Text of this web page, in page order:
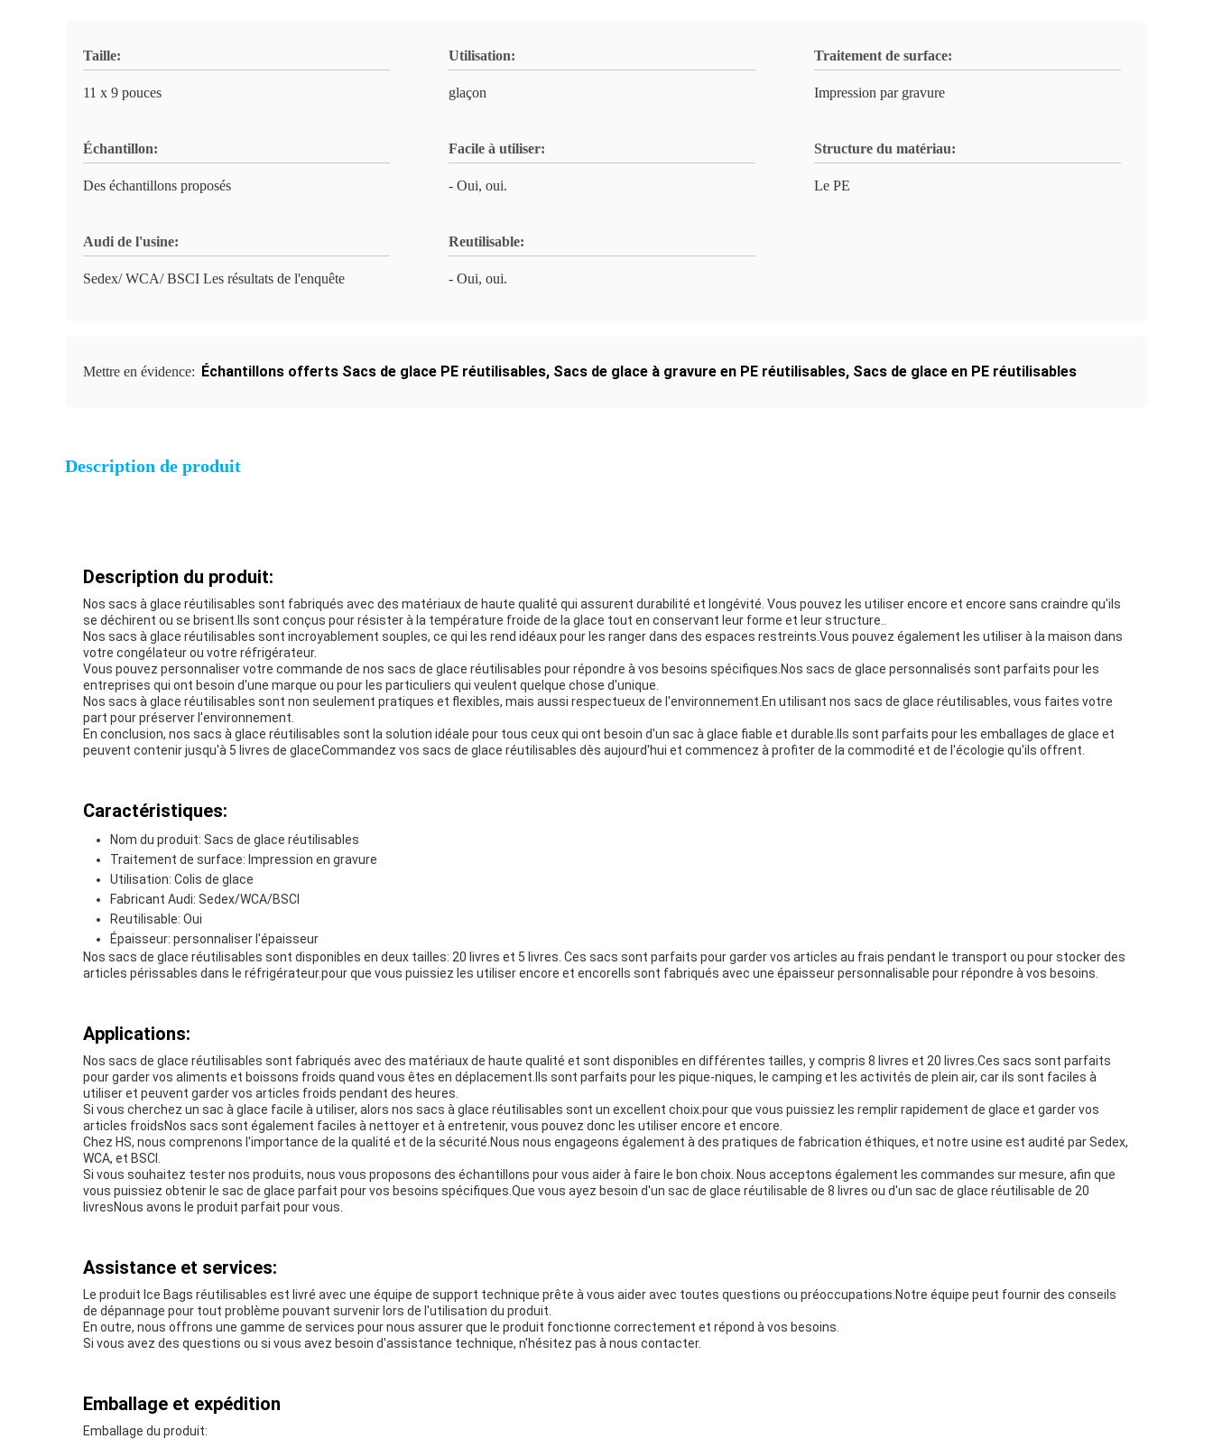
Taille:
11 x 9 pouces
Utilisation:
glaçon
Traitement de surface:
Impression par gravure
Échantillon:
Des échantillons proposés
Facile à utiliser:
- Oui, oui.
Structure du matériau:
Le PE
Audi de l'usine:
Sedex/ WCA/ BSCI Les résultats de l'enquête
Reutilisable:
- Oui, oui.
Mettre en évidence: Échantillons offerts Sacs de glace PE réutilisables, Sacs de glace à gravure en PE réutilisables, Sacs de glace en PE réutilisables
Description de produit
Description du produit:
Nos sacs à glace réutilisables sont fabriqués avec des matériaux de haute qualité qui assurent durabilité et longévité. Vous pouvez les utiliser encore et encore sans craindre qu'ils
se déchirent ou se brisent.Ils sont conçus pour résister à la température froide de la glace tout en conservant leur forme et leur structure..
Nos sacs à glace réutilisables sont incroyablement souples, ce qui les rend idéaux pour les ranger dans des espaces restreints.Vous pouvez également les utiliser à la maison dans
votre congélateur ou votre réfrigérateur.
Vous pouvez personnaliser votre commande de nos sacs de glace réutilisables pour répondre à vos besoins spécifiques.Nos sacs de glace personnalisés sont parfaits pour les
entreprises qui ont besoin d'une marque ou pour les particuliers qui veulent quelque chose d'unique.
Nos sacs à glace réutilisables sont non seulement pratiques et flexibles, mais aussi respectueux de l'environnement.En utilisant nos sacs de glace réutilisables, vous faites votre
part pour préserver l'environnement.
En conclusion, nos sacs à glace réutilisables sont la solution idéale pour tous ceux qui ont besoin d'un sac à glace fiable et durable.Ils sont parfaits pour les emballages de glace et
peuvent contenir jusqu'à 5 livres de glaceCommandez vos sacs de glace réutilisables dès aujourd'hui et commencez à profiter de la commodité et de l'écologie qu'ils offrent.
Caractéristiques:
Nom du produit: Sacs de glace réutilisables
Traitement de surface: Impression en gravure
Utilisation: Colis de glace
Fabricant Audi: Sedex/WCA/BSCI
Reutilisable: Oui
Épaisseur: personnaliser l'épaisseur
Nos sacs de glace réutilisables sont disponibles en deux tailles: 20 livres et 5 livres. Ces sacs sont parfaits pour garder vos articles au frais pendant le transport ou pour stocker des
articles périssables dans le réfrigérateur.pour que vous puissiez les utiliser encore et encoreIls sont fabriqués avec une épaisseur personnalisable pour répondre à vos besoins.
Applications:
Nos sacs de glace réutilisables sont fabriqués avec des matériaux de haute qualité et sont disponibles en différentes tailles, y compris 8 livres et 20 livres.Ces sacs sont parfaits
pour garder vos aliments et boissons froids quand vous êtes en déplacement.Ils sont parfaits pour les pique-niques, le camping et les activités de plein air, car ils sont faciles à
utiliser et peuvent garder vos articles froids pendant des heures.
Si vous cherchez un sac à glace facile à utiliser, alors nos sacs à glace réutilisables sont un excellent choix.pour que vous puissiez les remplir rapidement de glace et garder vos
articles froidsNos sacs sont également faciles à nettoyer et à entretenir, vous pouvez donc les utiliser encore et encore.
Chez HS, nous comprenons l'importance de la qualité et de la sécurité.Nous nous engageons également à des pratiques de fabrication éthiques, et notre usine est audité par Sedex,
WCA, et BSCI.
Si vous souhaitez tester nos produits, nous vous proposons des échantillons pour vous aider à faire le bon choix. Nous acceptons également les commandes sur mesure, afin que
vous puissiez obtenir le sac de glace parfait pour vos besoins spécifiques.Que vous ayez besoin d'un sac de glace réutilisable de 8 livres ou d'un sac de glace réutilisable de 20
livresNous avons le produit parfait pour vous.
Assistance et services:
Le produit Ice Bags réutilisables est livré avec une équipe de support technique prête à vous aider avec toutes questions ou préoccupations.Notre équipe peut fournir des conseils
de dépannage pour tout problème pouvant survenir lors de l'utilisation du produit.
En outre, nous offrons une gamme de services pour nous assurer que le produit fonctionne correctement et répond à vos besoins.
Si vous avez des questions ou si vous avez besoin d'assistance technique, n'hésitez pas à nous contacter.
Emballage et expédition
Emballage du produit: